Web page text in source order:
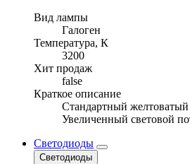
Вид лампы
Галоген
Температура, К
3200
Хит продаж
false
Краткое описание
Стандартный
Увеличенный световой
Светодиоды
Светодиоды